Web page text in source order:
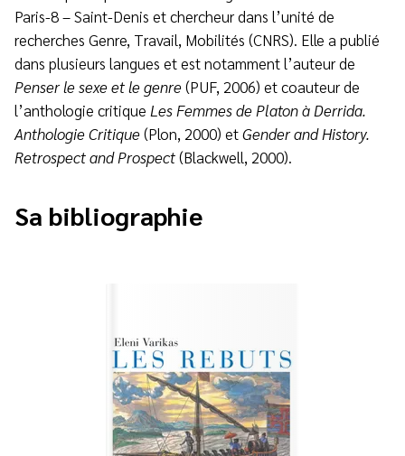
Paris-8 – Saint-Denis et chercheur dans l’unité de
recherches Genre, Travail, Mobilités (CNRS). Elle a publié
dans plusieurs langues et est notamment l’auteur de
Penser le sexe et le genre(PUF, 2006) et coauteur de
l’anthologie critique Les Femmes de Platon à Derrida.
Anthologie Critique(Plon, 2000) etGender and History.
Retrospect and Prospect(Blackwell, 2000).
Sa bibliographie